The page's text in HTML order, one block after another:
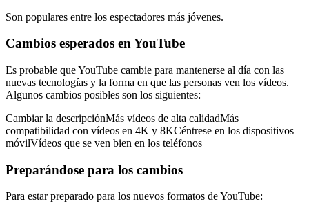
Son populares entre los espectadores más jóvenes.
Cambios esperados en YouTube
Es probable que YouTube cambie para mantenerse al día con las
nuevas tecnologías y la forma en que las personas ven los vídeos.
Algunos cambios posibles son los siguientes:
Cambiar la descripciónMás vídeos de alta calidadMás
compatibilidad con vídeos en 4K y 8KCéntrese en los dispositivos
móvilVídeos que se ven bien en los teléfonos
Preparándose para los cambios
Para estar preparado para los nuevos formatos de YouTube: